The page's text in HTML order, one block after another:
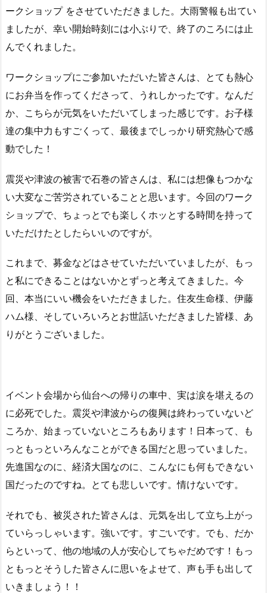
ークショップ をさせていただきました。大雨警報も出てい
ましたが、幸い開始時刻には小ぶりで、終了のころには止
んでくれました。
ワークショップにご参加いただいた皆さんは、とても熱心
にお弁当を作ってくださって、うれしかったです。なんだ
か、こちらが元気をいただいてしまった感じです。お子様
達の集中力もすごくって、最後までしっかり研究熱心で感
動でした！
震災や津波の被害で石巻の皆さんは、私には想像もつかな
い大変なご苦労されていることと思います。今回のワーク
ショップで、ちょっとでも楽しくホッとする時間を持って
いただけたとしたらいいのですが。
これまで、募金などはさせていただいていましたが、もっ
と私にできることはないかとずっと考えてきました。今
回、本当にいい機会をいただきました。住友生命様、伊藤
ハム様、そしていろいろとお世話いただきました皆様、あ
りがとうございました。
イベント会場から仙台への帰りの車中、実は涙を堪えるの
に必死でした。震災や津波からの復興は終わっていないど
ころか、始まっていないところもあります！日本って、も
っともっといろんなことができる国だと思っていました。
先進国なのに、経済大国なのに、こんなにも何もできない
国だったのですね。とても悲しいです。情けないです。
それでも、被災された皆さんは、元気を出して立ち上がっ
ていらっしゃいます。強いです。すごいです。でも、だか
らといって、他の地域の人が安心してちゃだめです！もっ
ともっとそうした皆さんに思いをよせて、声も手も出して
いきましょう！！